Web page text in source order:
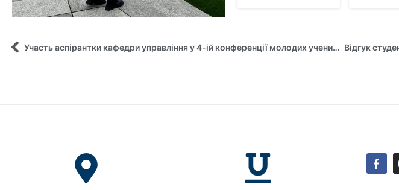
Участь аспірантки кафедри управління у 4-ій конференції молодих учених “Пріоритетного напряму Дослідження: Розумні міста та мобільність майбутнього”